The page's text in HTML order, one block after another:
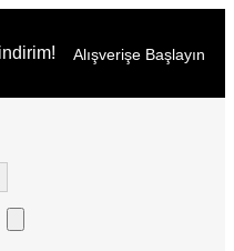
Alışverişe Başlayın